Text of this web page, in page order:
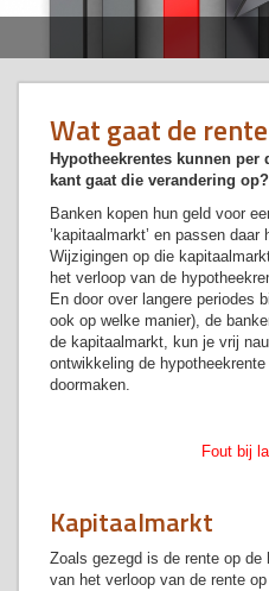
Wat gaat de
Hypotheekrentes kunnen per
kant gaat die verandering op?
Banken kopen hun geld voor
’kapitaalmarkt’ en passen
Wijzigingen op die
het verloop van de
En door over langere periodes
ook op welke manier), de
de kapitaalmarkt, kun je vrij
ontwikkeling de
doormaken.
Fout bij
Kapitaalmarkt
Zoals gezegd is de rente op
van het verloop van de rente